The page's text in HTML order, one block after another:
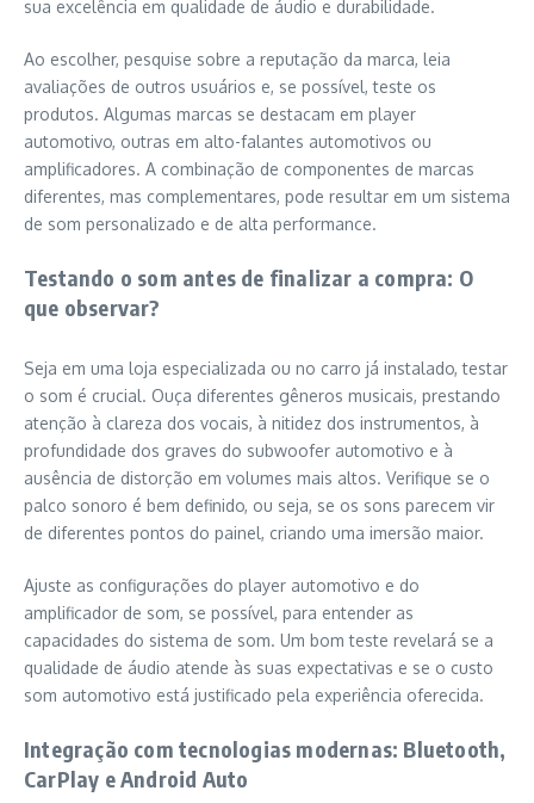
sua excelência em qualidade de áudio e durabilidade.
Ao escolher, pesquise sobre a reputação da marca, leia
avaliações de outros usuários e, se possível, teste os
produtos. Algumas marcas se destacam em player
automotivo, outras em alto-falantes automotivos ou
amplificadores. A combinação de componentes de marcas
diferentes, mas complementares, pode resultar em um sistema
de som personalizado e de alta performance.
Testando o som antes de finalizar a compra: O
que observar?
Seja em uma loja especializada ou no carro já instalado, testar
o som é crucial. Ouça diferentes gêneros musicais, prestando
atenção à clareza dos vocais, à nitidez dos instrumentos, à
profundidade dos graves do subwoofer automotivo e à
ausência de distorção em volumes mais altos. Verifique se o
palco sonoro é bem definido, ou seja, se os sons parecem vir
de diferentes pontos do painel, criando uma imersão maior.
Ajuste as configurações do player automotivo e do
amplificador de som, se possível, para entender as
capacidades do sistema de som. Um bom teste revelará se a
qualidade de áudio atende às suas expectativas e se o custo
som automotivo está justificado pela experiência oferecida.
Integração com tecnologias modernas: Bluetooth,
CarPlay e Android Auto